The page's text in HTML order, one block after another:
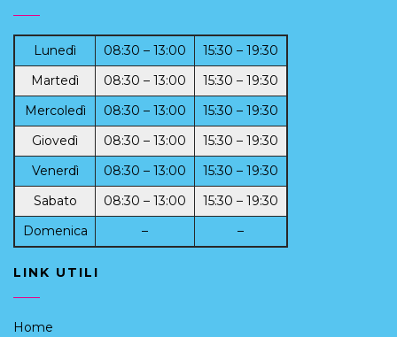
Lunedì 08:30 – 13:00
15:30 – 19:30
Martedì
08:30 – 13:00
15:30 – 19:30
Mercoledì
08:30 – 13:00
15:30 – 19:30
Giovedì
08:30 – 13:00
15:30 – 19:30
Venerdì
08:30 – 13:00
15:30 – 19:30
Sabato
08:30 – 13:00
15:30 – 19:30
Domenica
– –
LINK UTILI
Home